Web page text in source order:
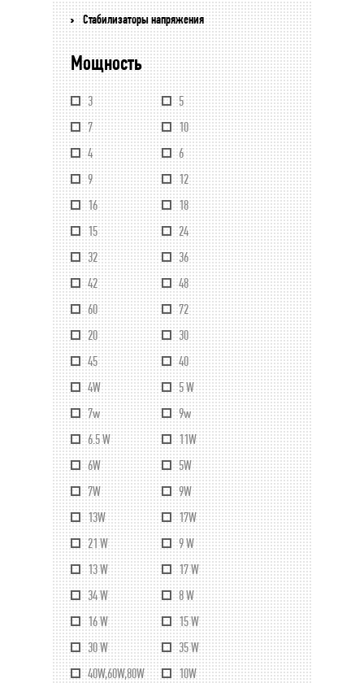
Стабилизаторы напряжения
Мощность
3
5
7
10
4
6
9
12
16
18
15
24
32
36
42
48
60
72
20
30
45
40
4W
5 W
7w
9w
6.5 W
11W
6W
5W
7W
9W
13W
17W
21 W
9 W
13 W
17 W
34 W
8 W
16 W
15 W
30 W
35 W
40W,60W,80W
10W